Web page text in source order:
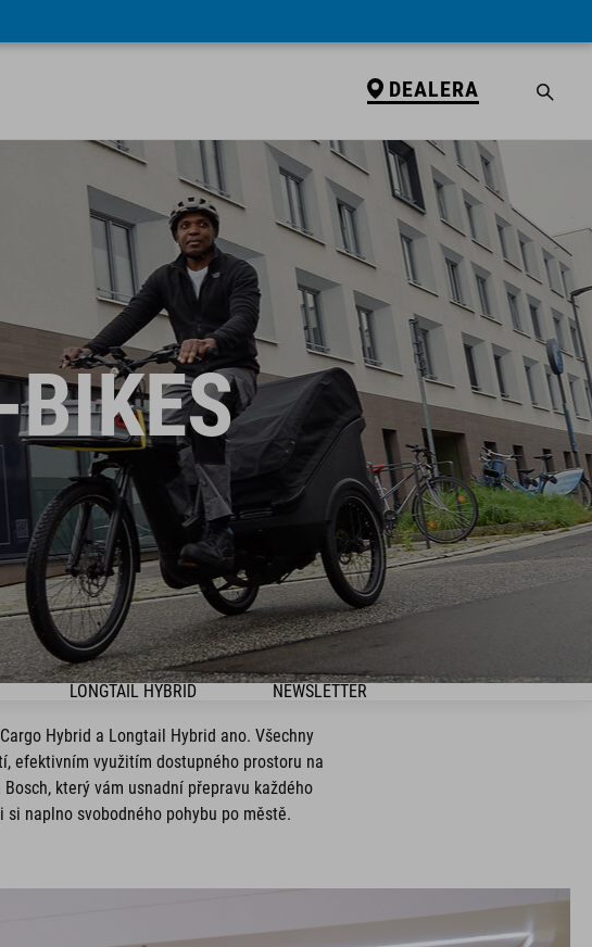
DEALERA
LONGTAIL HYBRID NEWSLETTER
Hybrid a Longtail Hybrid ano. Všechny
efektivním využitím dostupného prostoru na
který vám usnadní přepravu každého
naplno svobodného pohybu po městě.